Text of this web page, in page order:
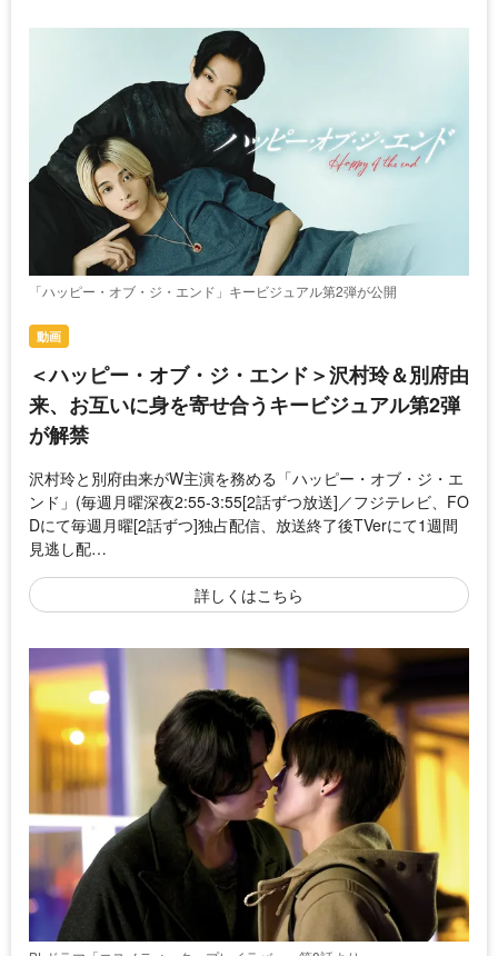
「ハッピー・オブ・ジ・エンド」キービジュアル第2弾が公開
動画
＜ハッピー・オブ・ジ・エンド＞沢村玲＆別府由
来、お互いに身を寄せ合うキービジュアル第2弾
が解禁
沢村玲と別府由来がW主演を務める「ハッピー・オブ・ジ・エ
ンド」(毎週月曜深夜2:55-3:55[2話ずつ放送]／フジテレビ、FO
Dにて毎週月曜[2話ずつ]独占配信、放送終了後TVerにて1週間
見逃し配…
詳しくはこちら